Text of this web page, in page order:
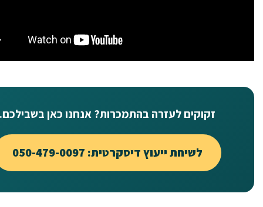
זקוקים לעזרה בהתמכרות? אנחנו כאן בשבילכם.
לשיחת ייעוץ דיסקרטית: 050-479-0097